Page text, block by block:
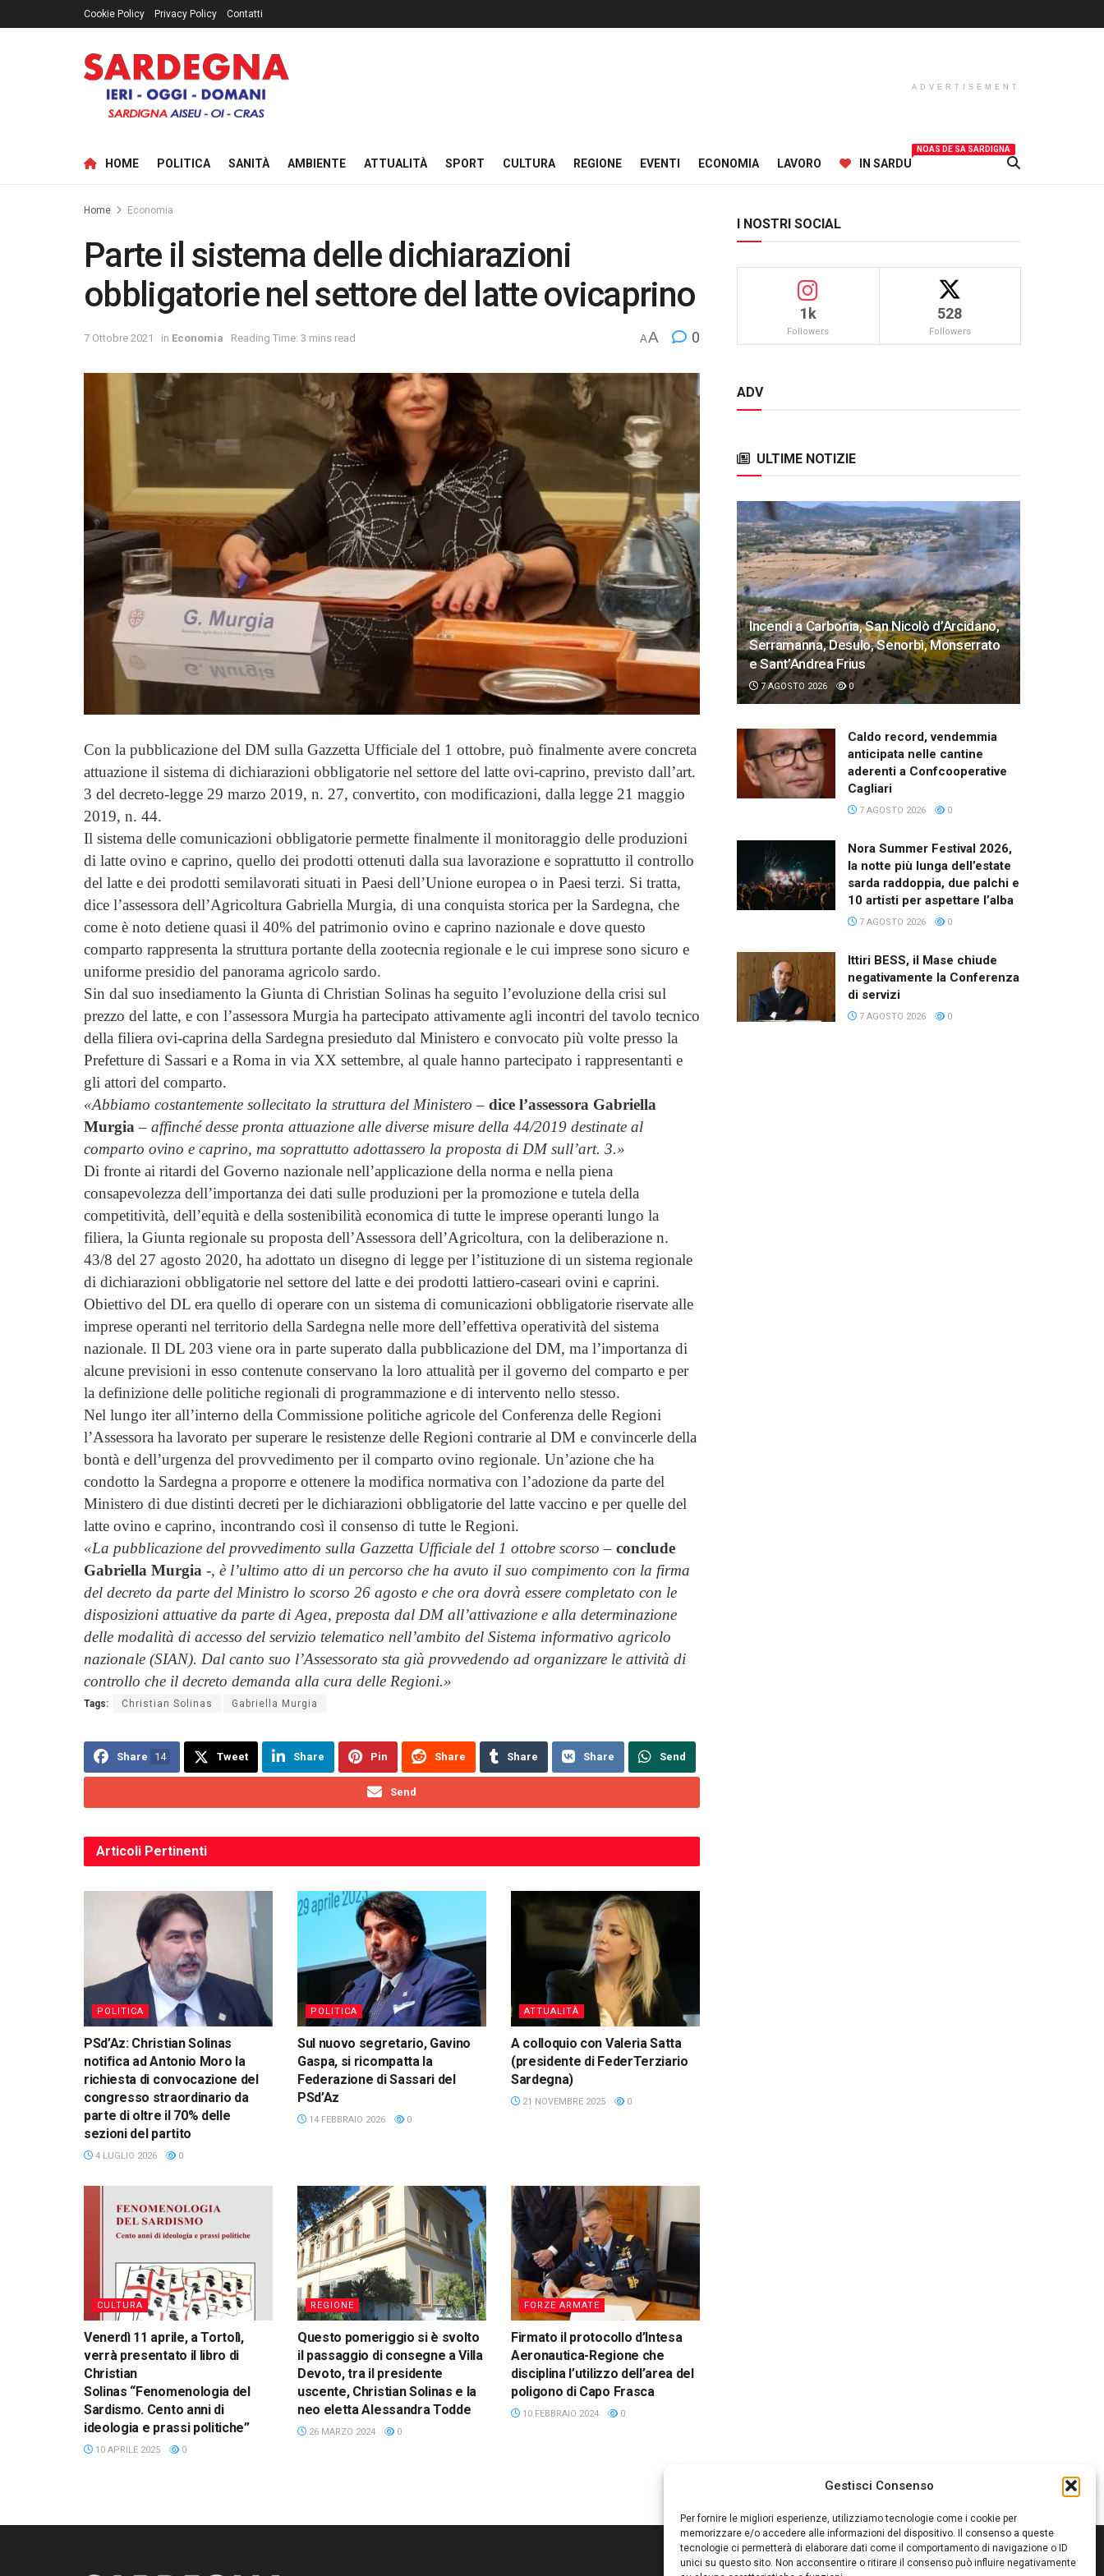
Gestisci Consenso
Per fornire le migliori esperienze, utilizziamo tecnologie come i cookie per
memorizzare e/o accedere alle informazioni del dispositivo. Il consenso a queste
tecnologie ci permetterà di elaborare dati come il comportamento di navigazione o ID
unici su questo sito. Non acconsentire o ritirare il consenso può influire negativamente
Cookie Policy Privacy Policy Contatti
ADVERTISEMENT
HOME POLITICA SANITÀ AMBIENTE ATTUALITÀ SPORT CULTURA REGIONE EVENTI ECONOMIA LAVORO IN SARDU
NOAS DE SA SARDIGNA
Home Economia
Parte il sistema delle dichiarazioni
obbligatorie nel settore del latte ovicaprino
7 Ottobre 2021 in Economia Reading Time: 3 mins read AA 0
Con la pubblicazione del DM sulla Gazzetta Ufficiale del 1 ottobre, può finalmente avere concreta
attuazione il sistema di dichiarazioni obbligatorie nel settore del latte ovi-caprino, previsto dall’art.
3 del decreto-legge 29 marzo 2019, n. 27, convertito, con modificazioni, dalla legge 21 maggio
2019, n. 44.
Il sistema delle comunicazioni obbligatorie permette finalmente il monitoraggio delle produzioni
di latte ovino e caprino, quello dei prodotti ottenuti dalla sua lavorazione e soprattutto il controllo
del latte e dei prodotti semilavorati situati in Paesi dell’Unione europea o in Paesi terzi. Si tratta,
dice l’assessora dell’Agricoltura Gabriella Murgia, di una conquista storica per la Sardegna, che
come è noto detiene quasi il 40% del patrimonio ovino e caprino nazionale e dove questo
comparto rappresenta la struttura portante della zootecnia regionale e le cui imprese sono sicuro e
uniforme presidio del panorama agricolo sardo.
Sin dal suo insediamento la Giunta di Christian Solinas ha seguito l’evoluzione della crisi sul
prezzo del latte, e con l’assessora Murgia ha partecipato attivamente agli incontri del tavolo tecnico
della filiera ovi-caprina della Sardegna presieduto dal Ministero e convocato più volte presso la
Prefetture di Sassari e a Roma in via XX settembre, al quale hanno partecipato i rappresentanti e
gli attori del comparto.
«Abbiamo costantemente sollecitato la struttura del Ministero – dice l’assessora Gabriella
Murgia– affinché desse pronta attuazione alle diverse misure della 44/2019 destinate al
comparto ovino e caprino, ma soprattutto adottassero la proposta di DM sull’art. 3.»
Di fronte ai ritardi del Governo nazionale nell’applicazione della norma e nella piena
consapevolezza dell’importanza dei dati sulle produzioni per la promozione e tutela della
competitività, dell’equità e della sostenibilità economica di tutte le imprese operanti lungo la
filiera, la Giunta regionale su proposta dell’Assessora dell’Agricoltura, con la deliberazione n.
43/8 del 27 agosto 2020, ha adottato un disegno di legge per l’istituzione di un sistema regionale
di dichiarazioni obbligatorie nel settore del latte e dei prodotti lattiero-caseari ovini e caprini.
Obiettivo del DL era quello di operare con un sistema di comunicazioni obbligatorie riservate alle
imprese operanti nel territorio della Sardegna nelle more dell’effettiva operatività del sistema
nazionale. Il DL 203 viene ora in parte superato dalla pubblicazione del DM, ma l’importanza di
alcune previsioni in esso contenute conservano la loro attualità per il governo del comparto e per
la definizione delle politiche regionali di programmazione e di intervento nello stesso.
Nel lungo iter all’interno della Commissione politiche agricole del Conferenza delle Regioni
l’Assessora ha lavorato per superare le resistenze delle Regioni contrarie al DM e convincerle della
bontà e dell’urgenza del provvedimento per il comparto ovino regionale. Un’azione che ha
condotto la Sardegna a proporre e ottenere la modifica normativa con l’adozione da parte del
Ministero di due distinti decreti per le dichiarazioni obbligatorie del latte vaccino e per quelle del
latte ovino e caprino, incontrando così il consenso di tutte le Regioni.
«La pubblicazione del provvedimento sulla Gazzetta Ufficiale del 1 ottobre scorso – conclude
Gabriella Murgia -, è l’ultimo atto di un percorso che ha avuto il suo compimento con la firma
del decreto da parte del Ministro lo scorso 26 agosto e che ora dovrà essere completato con le
disposizioni attuative da parte di Agea, preposta dal DM all’attivazione e alla determinazione
delle modalità di accesso del servizio telematico nell’ambito del Sistema informativo agricolo
nazionale (SIAN). Dal canto suo l’Assessorato sta già provvedendo ad organizzare le attività di
controllo che il decreto demanda alla cura delle Regioni.»
Tags: Christian Solinas Gabriella Murgia
Share 14 Tweet Share Pin Share Share Share Send
Send
Articoli Pertinenti
POLITICA
PSd’Az: Christian Solinas
notifica ad Antonio Moro la
richiesta di convocazione del
congresso straordinario da
parte di oltre il 70% delle
sezioni del partito
4 LUGLIO 2026 0
POLITICA
Sul nuovo segretario, Gavino
Gaspa, si ricompatta la
Federazione di Sassari del
PSd’Az
14 FEBBRAIO 2026 0
ATTUALITÀ
A colloquio con Valeria Satta
(presidente di FederTerziario
Sardegna)
21 NOVEMBRE 2025 0
CULTURA
Venerdì 11 aprile, a Tortolì,
verrà presentato il libro di
Christian
Solinas “Fenomenologia del
Sardismo. Cento anni di
ideologia e prassi politiche”
10 APRILE 2025 0
REGIONE
Questo pomeriggio si è svolto
il passaggio di consegne a Villa
Devoto, tra il presidente
uscente, Christian Solinas e la
neo eletta Alessandra Todde
26 MARZO 2024 0
FORZE ARMATE
Firmato il protocollo d’Intesa
Aeronautica-Regione che
disciplina l’utilizzo dell’area del
poligono di Capo Frasca
10 FEBBRAIO 2024 0
I NOSTRI SOCIAL
1k
Followers
528
Followers
ADV
ULTIME NOTIZIE
Incendi a Carbonia, San Nicolò d’Arcidano,
Serramanna, Desulo, Senorbì, Monserrato
e Sant’Andrea Frius
7 AGOSTO 2026 0
Caldo record, vendemmia
anticipata nelle cantine
aderenti a Confcooperative
Cagliari
7 AGOSTO 2026 0
Nora Summer Festival 2026,
la notte più lunga dell’estate
sarda raddoppia, due palchi e
10 artisti per aspettare l’alba
7 AGOSTO 2026 0
Ittiri BESS, il Mase chiude
negativamente la Conferenza
di servizi
7 AGOSTO 2026 0